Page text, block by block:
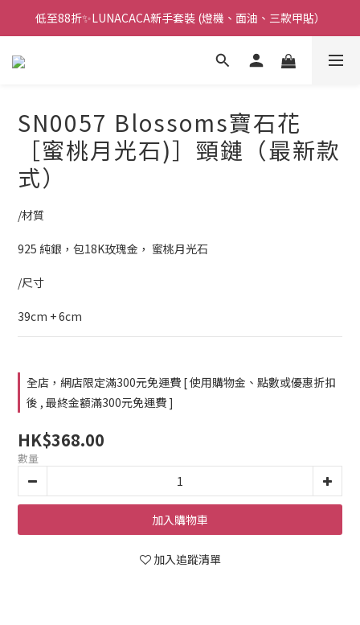
🌟指甲油新手入門優惠🌟低至85折
低至88折✨LUNACACA新手套裝 (燈機、面油、三款甲貼）
🌟指甲油新手入門優惠🌟低至85折
SN0057 Blossoms寶石花
［蜜桃月光石)］頸鏈（最新款
式）
/材質
925 純銀，包18K玫瑰金， 蜜桃月光石
/尺寸
39cm + 6cm
全店，網店限定滿300元免運費 [ 使用購物金、點數或優惠折扣
後 , 最終金額滿300元免運費 ]
HK$368.00
數量
加入購物車
加入追蹤清單